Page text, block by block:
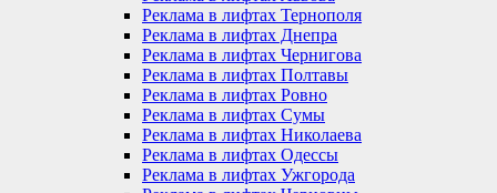
Реклама в лифтах Тернополя
Реклама в лифтах Днепра
Реклама в лифтах Чернигова
Реклама в лифтах Полтавы
Реклама в лифтах Ровно
Реклама в лифтах Сумы
Реклама в лифтах Николаева
Реклама в лифтах Одессы
Реклама в лифтах Ужгорода